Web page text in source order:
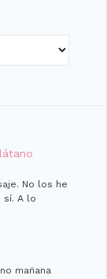
No los he
sí. A lo
man̈ana